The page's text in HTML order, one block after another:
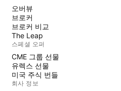
오버뷰
브로커
브로커 비교
The Leap
스페셜 오퍼
CME 그룹 선물
유렉스 선물
미국 주식 번들
회사 정보